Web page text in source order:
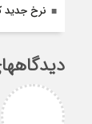
نرخ جدید